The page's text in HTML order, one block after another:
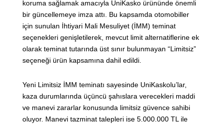
koruma sağlamak amacıyla UniKasko ürününde önemli
bir güncellemeye imza attı. Bu kapsamda otomobiller
için sunulan İhtiyari Mali Mesuliyet (İMM) teminat
seçenekleri genişletilerek, mevcut limit alternatiflerine ek
olarak teminat tutarında üst sınır bulunmayan “Limitsiz”
seçeneği ürün kapsamına dahil edildi.
Yeni Limitsiz İMM teminatı sayesinde UniKaskolu’lar,
kaza durumlarında üçüncü şahıslara verecekleri maddi
ve manevi zararlar konusunda limitsiz güvence sahibi
oluyor. Manevi tazminat talepleri ise 5.000.000 TL ile